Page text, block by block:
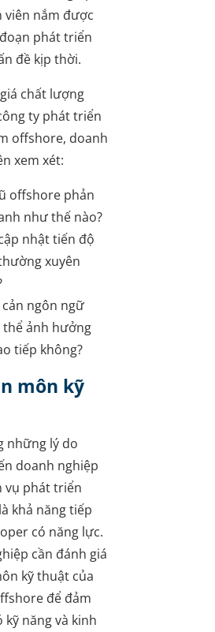
viên nắm được
phát triển
đề kịp thời.
chất lượng
ty phát triển
offshore, doanh
xem xét:
offshore phản
như thế nào?
nhật tiến độ
xuyên
cản ngôn ngữ
thể ảnh hưởng
tiếp không?
môn kỹ
những lý do
doanh nghiệp
vụ phát triển
khả năng tiếp
có năng lực.
cần đánh giá
kỹ thuật của
để đảm
kỹ năng và kinh